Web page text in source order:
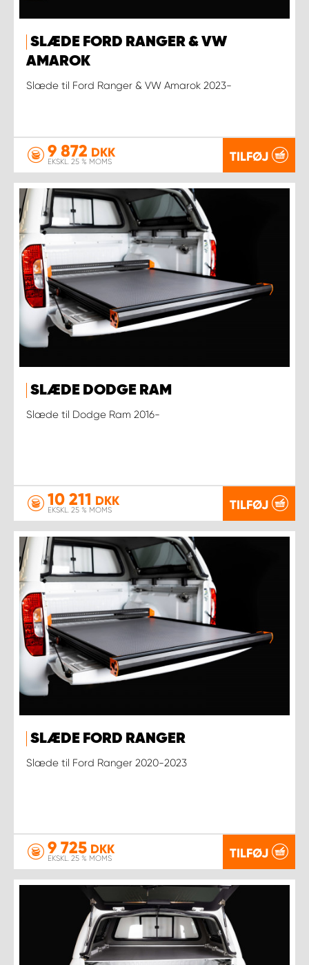
SLÆDE FORD RANGER & VW
AMAROK
Slæde til Ford Ranger & VW Amarok 2023-
9 872 DKK
EKSKL. 25 % MOMS TILFØJ
SLÆDE DODGE RAM
Slæde til Dodge Ram 2016-
10 211 DKK
EKSKL. 25 % MOMS TILFØJ
SLÆDE FORD RANGER
Slæde til Ford Ranger 2020-2023
9 725 DKK
EKSKL. 25 % MOMS TILFØJ